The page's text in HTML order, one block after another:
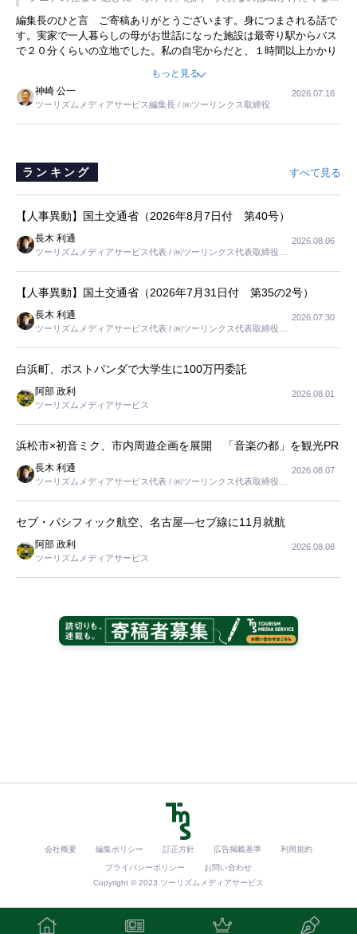
ことに目をつけ、高級商品でも売れると確信したそうです。今回の記
事を懐かしく読みました。
暮らし
編集長のひと言 ご寄稿ありがとうございます。身につまされる話で
す。実家で一人暮らしの母がお世話になった施設は最寄り駅からバス
で２０分くらいの立地でした。私の自宅からだと、１時間以上かかり
ました。母の住まいから近いという理由で、その施設を選択したので
すが、私と妹にとっては、半日仕事ででした。シニアの住まい選び
は、当人だけではなく、世話をする家族の足の便も考えない外池ない
と思いました。
もっと見る
神崎 公一
ツーリズムメディアサービス編集長 / ㈱ツーリンクス取締役
2026.07.16
ランキング すべて見る
【人事異動】国土交通省（2026年8月7日付 第40号）
長木 利通
ツーリズムメディアサービス代表 / ㈱ツーリンクス代表取締役社
2026.08.06
【人事異動】国土交通省（2026年7月31日付 第35の2号）
長木 利通
ツーリズムメディアサービス代表 / ㈱ツーリンクス代表取締役社
2026.07.30
白浜町、ポストパンダで大学生に100万円委託
阿部 政利
ツーリズムメディアサービス
2026.08.01
浜松市×初音ミク、市内周遊企画を展開 「音楽の都」を観光PR
長木 利通
ツーリズムメディアサービス代表 / ㈱ツーリンクス代表取締役社
2026.08.07
セブ・パシフィック航空、名古屋―セブ線に11月就航
阿部 政利
ツーリズムメディアサービス
2026.08.08
会社概要 編集ポリシー 訂正方針 広告掲載基準 利用規約
プライバシーポリシー
お問い合わせ
Copyright © 2023 ツーリズムメディアサービス